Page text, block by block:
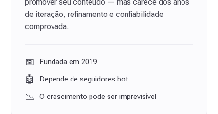
promover seu conteúdo — mas carece dos anos
de iteração, refinamento e confiabilidade
comprovada.
📅 Fundada em 2019
🤖 Depende de seguidores bot
📉 O crescimento pode ser imprevisível